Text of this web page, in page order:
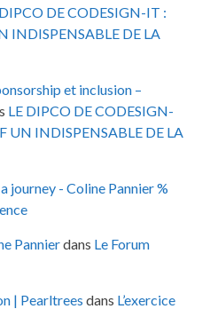
DE CODESIGN-IT :
INDISPENSABLE DE LA
et inclusion –
LE DIPCO DE CODESIGN-
UN INDISPENSABLE DE LA
journey - Coline Pannier %
Pannierdans Le Forum
| Pearltrees dans L’exercice